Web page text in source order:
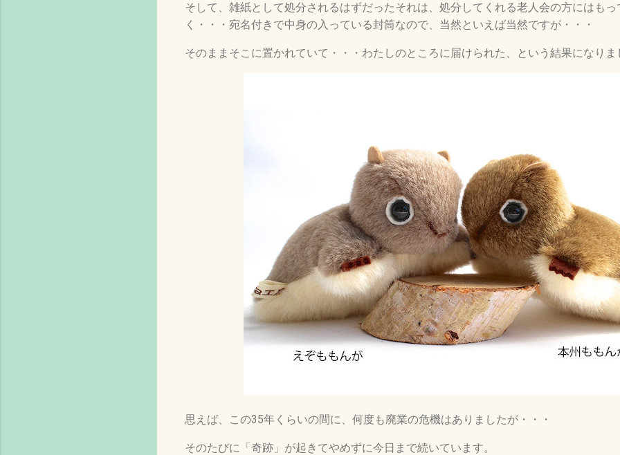
そして、雑紙として処分されるはずだったそれは、処分してくれる老人会の方にはも
く・・・宛名付きで中身の入っている封筒なので、当然といえば当然ですが・・・
そのままそこに置かれていて・・・わたしのところに届けられた、という結果になりま
思えば、この35年くらいの間に、何度も廃業の危機はありましたが・・・
そのたびに「奇跡」が起きてやめずに今日まで続いています。